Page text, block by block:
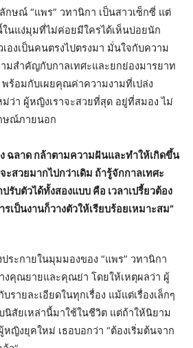
ษณ์ “แพร” วทานิกา เป็นสาวเซ็กซี่ แต่
ในแง่มุมที่ไม่ค่อยมีใครได้เห็นบ่อยนัก
องเป็นคนตรงไปตรงมา มั่นใจกับความ
มสำคัญกับกาลเทศะและยกย่องมารยาท
ร้อมกับเผยคุณค่าความงามที่เปล่ง
ว่า ผู้หญิงเราจะสวยที่สุด อยู่ที่สมอง ไม่
ษณ์ภายนอก
ฉลาด กล้าตามความฝันและทำให้เกิดขึ้น
ะสวยมากไปกว่าเดิม ถ้ารู้จักกาลเทศะ
บตัวได้ทั้งสองแบบ คือ เวลาเปรี้ยวต้อง
รเป็นงานก็วางตัวให้เรียบร้อยเหมาะสม”
ระกายในมุมมองของ “แพร” วทานิกา
งคุณยายและคุณย่า โดยให้เหตุผลว่า ผู้
ายละเอียดในทุกเรื่อง แม้แต่เรื่องเล็กๆ
นิสัยเหล่านี้มาใช้ในชีวิต แต่ถ้าให้นิยาม
หญิงยุคใหม่ เธอบอกว่า “ต้องเริ่มต้นจาก